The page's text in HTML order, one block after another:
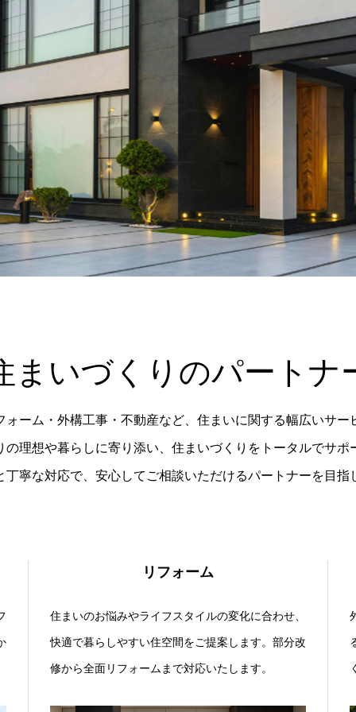
まいづくりのパートナ
ォーム・外構工事・不動産など、住まいに関する幅広いサー
の理想や暮らしに寄り添い、住まいづくりをトータルでサポ
丁寧な対応で、安心してご相談いただけるパートナーを目指
リフォーム
住まいのお悩みやライフスタイルの変化に合わせ、
快適で暮らしやすい住空間をご提案します。部分改
修から全面リフォームまで対応いたします。